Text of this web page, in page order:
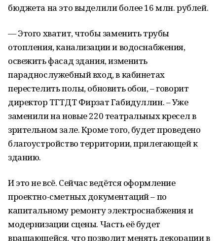
бюджета на это выделили более 16 млн. рублей.
— Этого хватит, чтобы заменить трубы
отопления, канализации и водоснабжения,
освежить фасад здания, изменить
параднослужебный вход, в кабинетах
перестелить полы, обновить обои, – говорит
директор ТГТДТ Фирзат Габидуллин. – Уже
заменили на новые 220 театральных кресел в
зрительном зале. Кроме того, будет проведено
благоустройство территории, прилегающей к
зданию.
И это не всё. Сейчас ведётся оформление
проектно-сметных документаций – по
капитальному ремонту электроснабжения и
модернизации сцены. Часть её будет
вращающейся, что позволит менять декорации в